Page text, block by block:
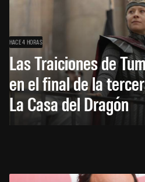
HACE 4 HORAS
Las Traiciones de
en el final de la
La Casa del Dragón